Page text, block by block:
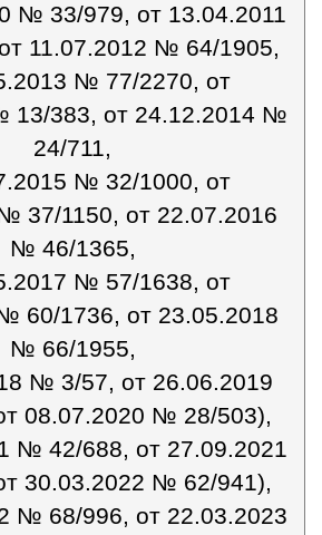
№ 33/979, от 13.04.2011
11.07.2012 № 64/1905,
№ 77/2270, от
13/383, от 24.12.2014 №
24/711,
№ 32/1000, от
37/1150, от 22.07.2016
№ 46/1365,
№ 57/1638, от
60/1736, от 23.05.2018
№ 66/1955,
№ 3/57, от 26.06.2019
08.07.2020 № 28/503),
№ 42/688, от 27.09.2021
30.03.2022 № 62/941),
№ 68/996, от 22.03.2023